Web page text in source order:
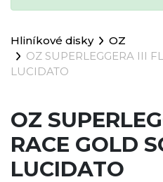
Hliníkové disky
OZ
OZ SUPERLEGGERA III
LUCIDATO
OZ
RACE GOLD
LUCIDATO